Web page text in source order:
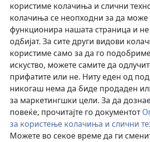
користиме колачиња и слични
колачиња се неопходни за да може
функционира нашата страница и
одбијат. За сите други видови
користиме само за да го
искуство, можете самите да
прифатите или не. Ниту еден од
никогаш нема да биде продаден
за маркетингшки цели. За да
повеќе, прочитајте го документот
за користење колачиња и слични
Можете во секое време да ги
(opens
new
window)ОНЛАЈН БИБЛИОТЕКА Watchtower™
(opens
new
window)JW Hub
(opens
new
window)Watchtower Library
Copyright© 2026 Watch Tower Bible and Tract